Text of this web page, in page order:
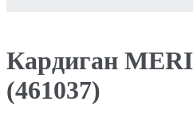
Кардиган
(461037)